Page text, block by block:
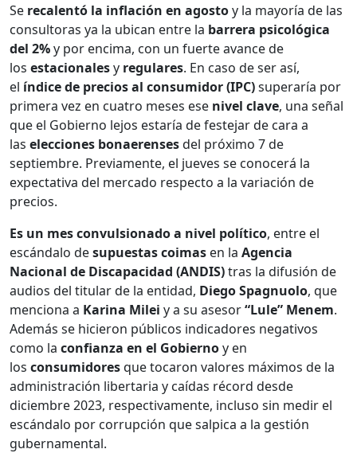
Se recalentó la inflación en agostoy la mayoría de las
consultoras ya la ubican entre la barrera psicológica
del 2%y por encima, con un fuerte avance de
los estacionalesy regulares. En caso de ser así,
el índice de precios al consumidor (IPC)superaría por
primera vez en cuatro meses ese nivel clave, una señal
que el Gobierno lejos estaría de festejar de cara a
las elecciones bonaerensesdel próximo 7 de
septiembre. Previamente, el jueves se conocerá la
expectativa del mercado respecto a la variación de
precios.
Es un mes convulsionado a nivel político, entre el
escándalo desupuestas coimas en la Agencia
Nacional de Discapacidad (ANDIS)tras la difusión de
audios del titular de la entidad, Diego Spagnuolo, que
menciona a Karina Milei y a su asesor“Lule” Menem.
Además se hicieron públicos indicadores negativos
como la confianza en el Gobiernoy en
los consumidoresque tocaron valores máximos de la
administración libertaria y caídas récord desde
diciembre 2023, respectivamente, incluso sin medir el
escándalo por corrupción que salpica a la gestión
gubernamental.